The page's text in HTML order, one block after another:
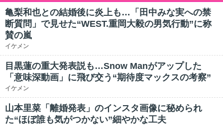
亀梨和也との結婚後に炎上も…「田中みな実への禁
断質問」で見せた“WEST.重岡大毅の男気行動”に称
賛の嵐
イケメン
目黒蓮の重大発表説も…Snow Manがアップした
「意味深動画」に飛び交う“期待度マックスの考察”
イケメン
山本里菜「離婚発表」のインスタ画像に秘められ
た“ほぼ誰も気がつかない”細やかな工夫